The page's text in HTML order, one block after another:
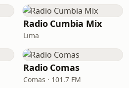
Radio Cumbia Mix
Lima
Radio Comas
Comas · 101.7 FM